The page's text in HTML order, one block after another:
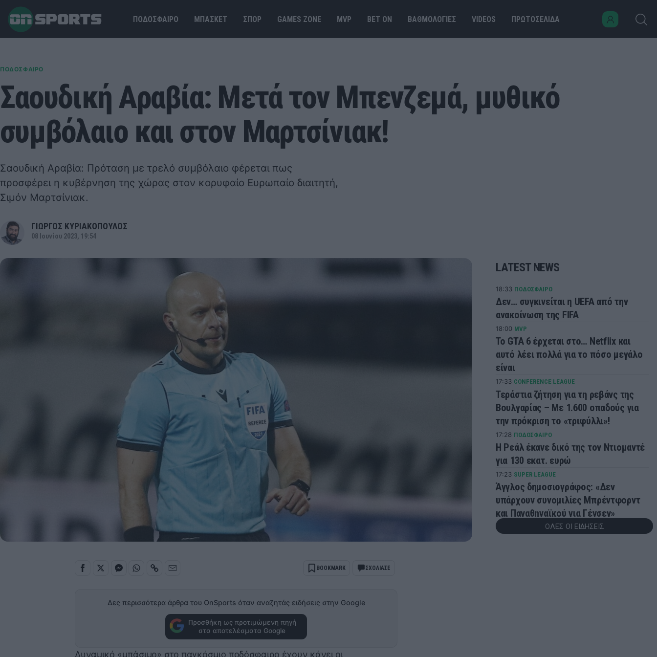
ΠΟΔΟΣΦΑΙΡΟ ΜΠΑΣΚΕΤ ΣΠΟΡ GAMES ΖΟΝΕ MVP BET ΟΝ ΒΑΘΜΟΛΟΓΙΕΣ VIDEOS ΠΡΩΤΟΣΕΛΙΔΑ
ΠΟΔΟΣΦΑΙΡΟ
Σαουδική Αραβία: Μετά τον Μπενζεμά, μυθικό
συμβόλαιο και στον Μαρτσίνιακ!
Σαουδική Αραβία: Πρόταση με τρελό συμβόλαιο φέρεται πως
προσφέρει η κυβέρνηση της χώρας στον κορυφαίο Ευρωπαίο διαιτητή,
Σιμόν Μαρτσίνιακ.
ΓΙΩΡΓΟΣ ΚΥΡΙΑΚΟΠΟΥΛΟΣ
08 Ιουνίου 2023, 19:54
BOOKMARK ΣΧΟΛΙΑΣΕ
Δες περισσότερα άρθρα του OnSports όταν αναζητάς ειδήσεις στην Google
Προσθήκη ως προτιμώμενη πηγή
στα αποτελέσματα Google
Δυναμικό «μπάσιμο» στο παγκόσμιο ποδόσφαιρο έχουν κάνει οι
LATEST NEWS
18:33 ΠΟΔΟΣΦΑΙΡΟ
Δεν… συγκινείται η UEFA από την
ανακοίνωση της FIFA
18:00 MVP
Το GTA 6 έρχεται στο… Netflix και
αυτό λέει πολλά για το πόσο μεγάλο
είναι
17:33 CONFERENCE LEAGUE
Τεράστια ζήτηση για τη ρεβάνς της
Βουλγαρίας – Με 1.600 οπαδούς για
την πρόκριση το «τριφύλλι»!
17:28 ΠΟΔΟΣΦΑΙΡΟ
Η Ρεάλ έκανε δικό της τον Ντιομαντέ
για 130 εκατ. ευρώ
17:23 SUPER LEAGUE
Άγγλος δημοσιογράφος: «Δεν
υπάρχουν συνομιλίες Μπρέντφορντ
και Παναθηναϊκού για Γένσεν»
16:59 MUNDOBASKETΟΛΕΣ ΟΙ ΕΙΔΗΣΕΙΣ